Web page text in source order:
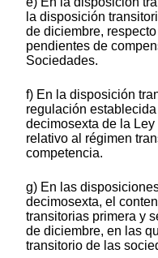
la disposición
de diciembre,
pendientes de
Sociedades.
f) En la disposición
regulación
decimosexta de la
relativo al régimen
competencia.
g) En las
decimosexta, el
transitorias primera y
de diciembre, en las
transitorio de las